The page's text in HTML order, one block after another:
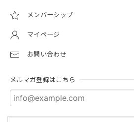
メンバーシップ
マイページ
お問い合わせ
メルマガ登録はこちら